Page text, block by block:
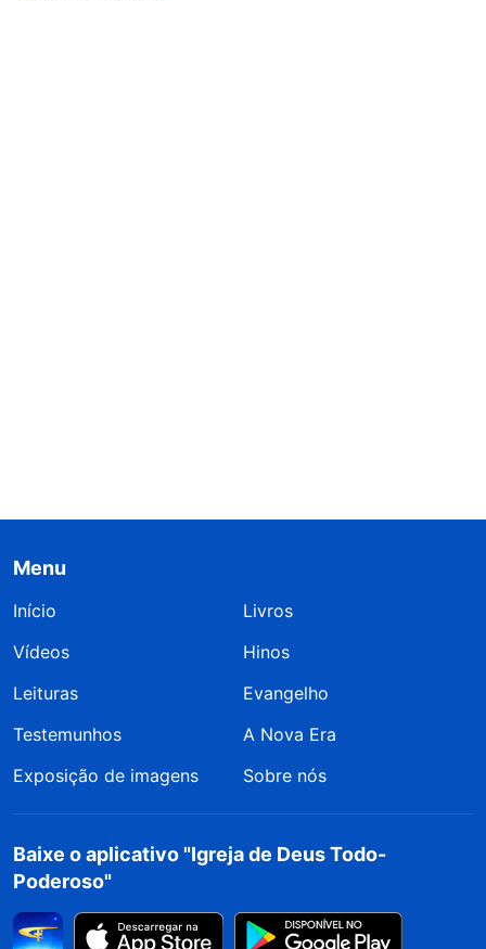
Menu
Início
Livros
Vídeos
Hinos
Leituras
Evangelho
Testemunhos
A Nova Era
Exposição de imagens
Sobre nós
Baixe o aplicativo "Igreja de Deus Todo-
Poderoso"